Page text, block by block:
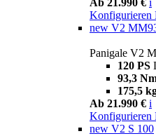
Ab 21.990 € i
Konfigurieren
new V2
Panigale V2
120 PS
93,3
175,5
Ab 21.990 € i
Konfigurieren
new V2 S 100